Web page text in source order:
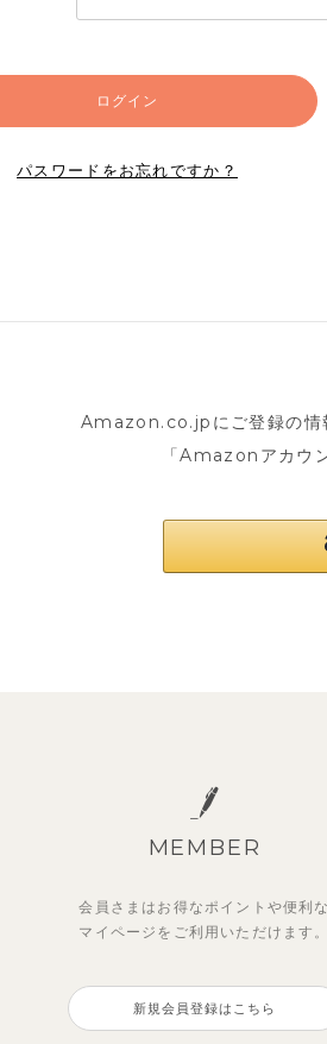
ログイン
パスワードをお忘れですか？
Amazon.co.jpにご登録の情
「Amazonアカウ
MEMBER
会員さまはお得なポイントや便利な
マイページを ご利用いただけます。
新規会員登録はこちら